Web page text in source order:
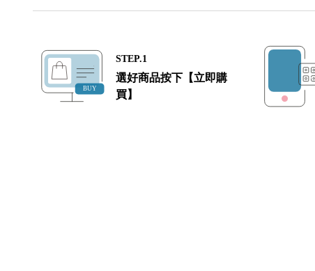
STEP.1
選好商品按下【立即購
買】